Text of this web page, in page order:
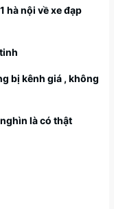
hà nội về xe đạp
bị kênh giá , không
là có thật